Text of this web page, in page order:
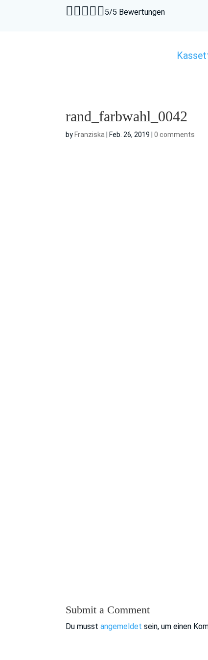
5/5 Bewertungen
rand_farbwahl_0042
byFranziska |Feb. 26, 2019 |0 comments
Submit a Comment
Du musstangemeldet sein, um einen